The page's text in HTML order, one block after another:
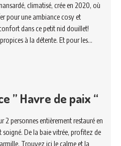
climatisé, crée en 2020, où
pour une ambiance cosy et
dans ce petit nid douillet!
à la détente. Et pour les…
” Havre de paix “
2 personnes entièrement restauré en
De la baie vitrée, profitez de
Trouvez ici le calme et la